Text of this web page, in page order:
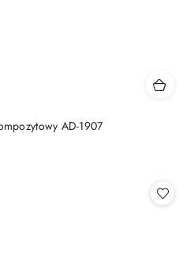
AD-1907